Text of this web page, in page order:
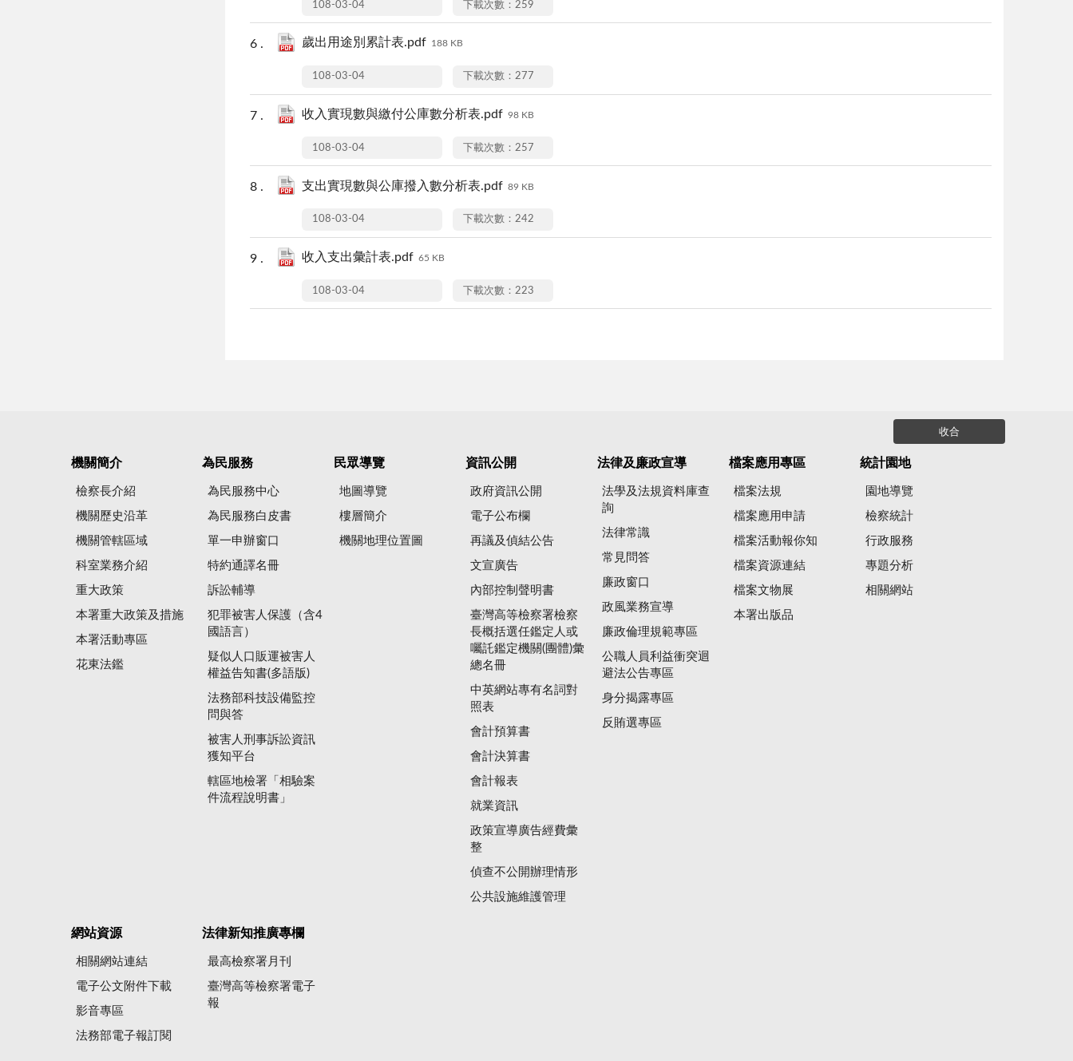
108-03-04 下載次數：259
歲出用途別累計表.pdf 188 KB
108-03-04 下載次數：277
收入實現數與繳付公庫數分析表.pdf 98 KB
108-03-04 下載次數：257
支出實現數與公庫撥入數分析表.pdf 89 KB
108-03-04 下載次數：242
收入支出彙計表.pdf 65 KB
108-03-04 下載次數：223
收合
機關簡介
檢察長介紹
機關歷史沿革
機關管轄區域
科室業務介紹
重大政策
本署重大政策及措施
本署活動專區
花東法鑑
為民服務
為民服務中心
為民服務白皮書
單一申辦窗口
特約通譯名冊
訴訟輔導
犯罪被害人保護（含4
國語言）
疑似人口販運被害人
權益告知書(多語版)
法務部科技設備監控
問與答
被害人刑事訴訟資訊
獲知平台
轄區地檢署「相驗案
件流程說明書」
民眾導覽
地圖導覽
樓層簡介
機關地理位置圖
資訊公開
政府資訊公開
電子公布欄
再議及偵結公告
文宣廣告
內部控制聲明書
臺灣高等檢察署檢察
長概括選任鑑定人或
囑託鑑定機關(團體)彙
總名冊
中英網站專有名詞對
照表
會計預算書
會計決算書
會計報表
就業資訊
政策宣導廣告經費彙
整
偵查不公開辦理情形
公共設施維護管理
法律及廉政宣導
法學及法規資料庫查
詢
法律常識
常見問答
廉政窗口
政風業務宣導
廉政倫理規範專區
公職人員利益衝突迴
避法公告專區
身分揭露專區
反賄選專區
檔案應用專區
檔案法規
檔案應用申請
檔案活動報你知
檔案資源連結
檔案文物展
本署出版品
統計園地
園地導覽
檢察統計
行政服務
專題分析
相關網站
網站資源
相關網站連結
電子公文附件下載
影音專區
法務部電子報訂閱
法律新知推廣專欄
最高檢察署月刊
臺灣高等檢察署電子
報